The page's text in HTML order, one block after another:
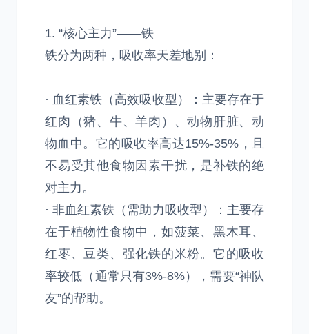
1. “核心主力”——铁
铁分为两种，吸收率天差地别：
· 血红素铁（高效吸收型）：主要存在于
红肉（猪、牛、羊肉）、动物肝脏、动
物血中。它的吸收率高达15%-35%，且
不易受其他食物因素干扰，是补铁的绝
对主力。
· 非血红素铁（需助力吸收型）：主要存
在于植物性食物中，如菠菜、黑木耳、
红枣、豆类、强化铁的米粉。它的吸收
率较低（通常只有3%-8%），需要“神队
友”的帮助。